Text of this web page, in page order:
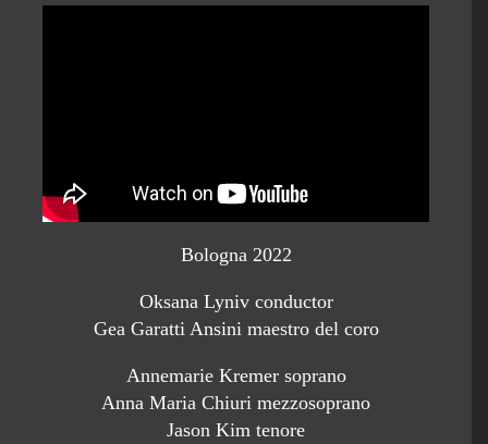
Bologna 2022
Oksana Lyniv conductor
Gea Garatti Ansini maestro del coro
Annemarie Kremer soprano
Anna Maria Chiuri mezzosoprano
Jason Kim tenore